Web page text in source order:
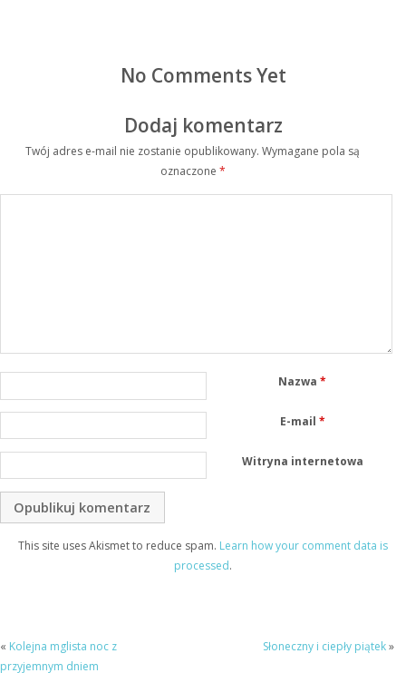
No Comments Yet
Dodaj komentarz
Twój adres e-mail nie zostanie opublikowany. Wymagane pola są
oznaczone *
Nazwa*
E-mail *
Witryna internetowa
This site uses Akismet to reduce spam. Learn how your comment data is
processed.
« Kolejna mglista noc z
przyjemnym dniem
Słoneczny i ciepły piątek»